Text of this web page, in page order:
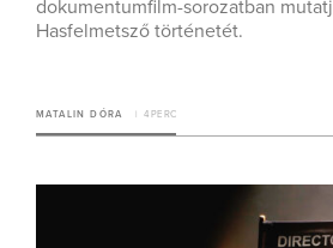
dokumentumfilm-sorozatban
Hasfelmetsző történetét.
MATALIN DÓRA 4 PERC